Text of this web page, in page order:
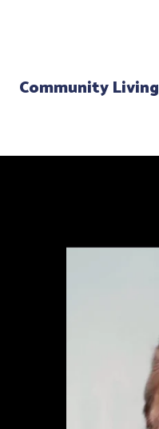
Community Living